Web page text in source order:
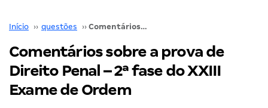
Início ›› questões ›› Comentários sobre a prova de Direito Penal – 2ª fase do XXIII Exame de Ordem
Comentários sobre a prova de
Direito Penal – 2ª fase do XXIII
Exame de Ordem